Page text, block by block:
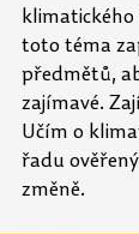
klimatického
toto téma
předmětů,
zajímavé.
Učím o
řadu
změně.